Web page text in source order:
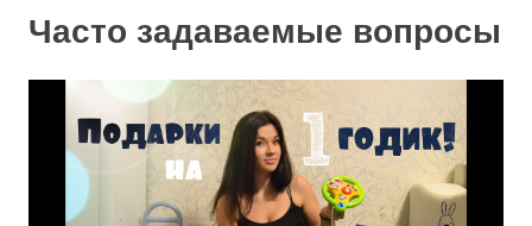
Часто задаваемые вопросы